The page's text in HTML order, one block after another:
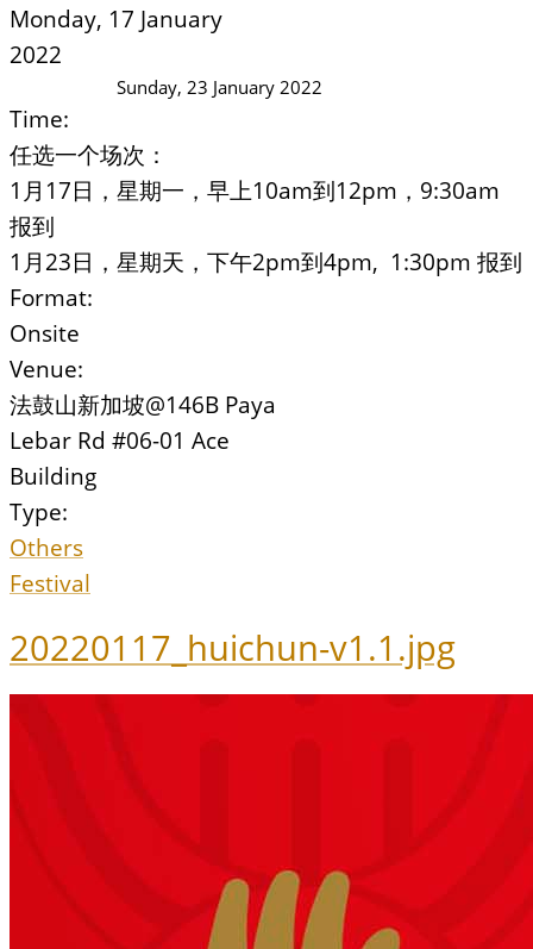
Monday, 17 January
2022
Sunday, 23 January 2022
Time:
任选一个场次：
1月17日，星期一，早上10am到12pm，9:30am
报到
1月23日，星期天，下午2pm到4pm, 1:30pm 报到
Format:
Onsite
Venue:
法鼓山新加坡@146B Paya
Lebar Rd #06-01 Ace
Building
Type:
Others
Festival
20220117_huichun-v1.1.jpg